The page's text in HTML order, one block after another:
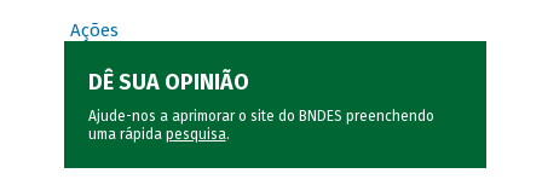
Ações
DÊ SUA OPINIÃO
Ajude-nos a aprimorar o site do BNDES preenchendo
uma rápida pesquisa.